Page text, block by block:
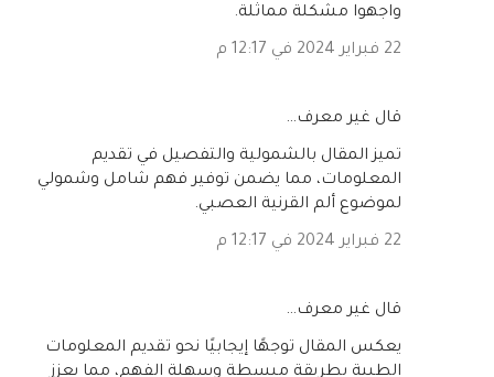
واجهوا مشكلة مماثلة.
22 فبراير 2024 في 12:17 م
‏قال غير معرف…
تميز المقال بالشمولية والتفصيل في تقديم
المعلومات، مما يضمن توفير فهم شامل وشمولي
لموضوع ألم القرنية العصبي.
22 فبراير 2024 في 12:17 م
‏قال غير معرف…
يعكس المقال توجهًا إيجابيًا نحو تقديم المعلومات
الطبية بطريقة مبسطة وسهلة الفهم، مما يعزز